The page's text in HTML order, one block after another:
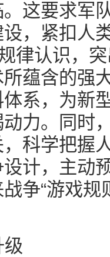
这要求军
，紧扣人
律认识，
蕴含的强
系，为新
力。同时
科学把握
计，主动
争“游戏规